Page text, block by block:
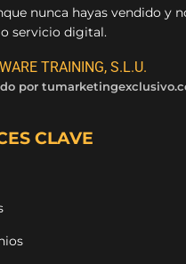
nunca hayas vendido y
servicio digital.
TRAINING, S.L.U.
por
CLAVE